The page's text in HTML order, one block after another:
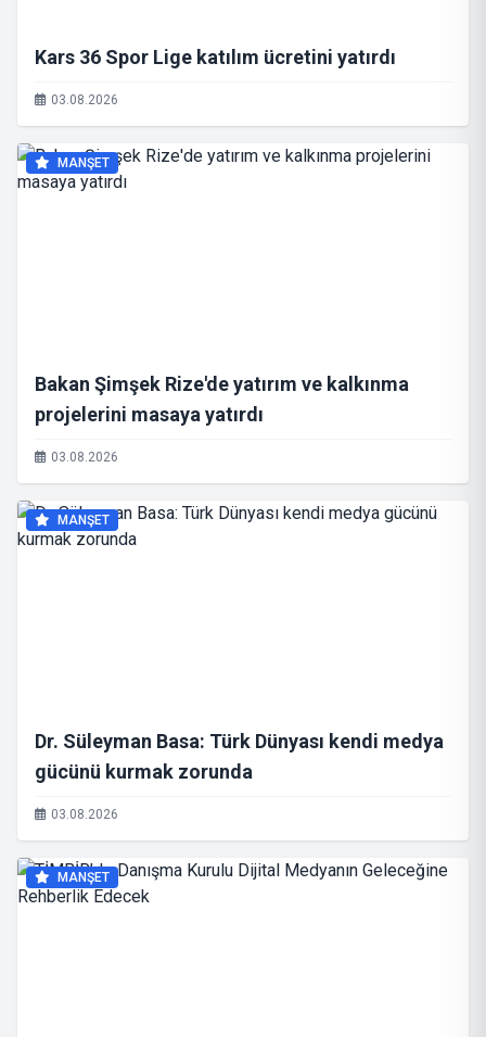
Kars 36 Spor Lige katılım ücretini yatırdı
03.08.2026
MANŞET
Bakan Şimşek Rize'de yatırım ve kalkınma
projelerini masaya yatırdı
03.08.2026
MANŞET
Dr. Süleyman Basa: Türk Dünyası kendi medya
gücünü kurmak zorunda
03.08.2026
MANŞET